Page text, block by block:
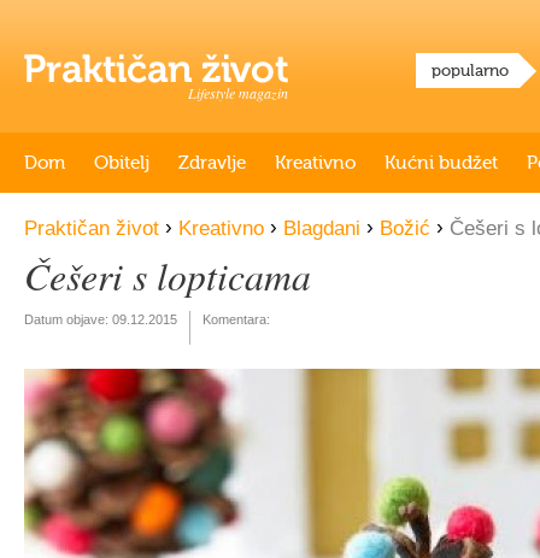
Lifestyle magazin
popularno
Dom Obitelj Zdravlje Kreativno Kućni budžet
Praktičan život › Kreativno › Blagdani › Božić › Češeri s
Češeri s lopticama
Datum objave: 09.12.2015 Komentara: